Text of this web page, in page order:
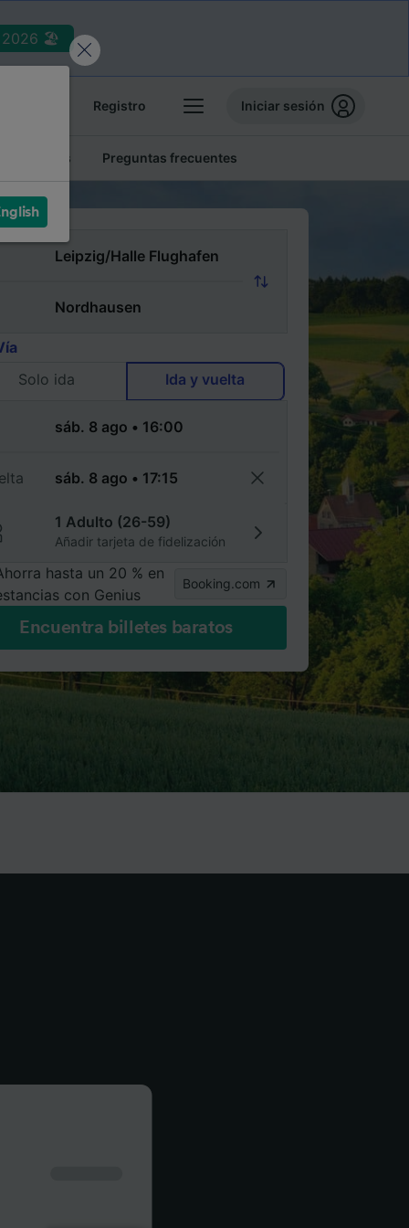
2026 🏖️
Registro Iniciar sesión
baratos Preguntas frecuentes
Solo ida
Ida y vuelta
1 Adulto (26-59)
Añadir tarjeta de fidelización
hasta un 20 % en
con Genius
Booking.com
Encuentra billetes baratos